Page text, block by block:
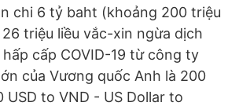
chi 6 tỷ baht (khoảng 200 triệu
triệu liều vắc-xin ngừa dịch
cấp COVID-19 từ công ty
của Vương quốc Anh là 200
USD to VND - US Dollar to